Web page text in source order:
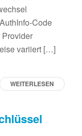
Code
variiert […]
WEITERLESEN